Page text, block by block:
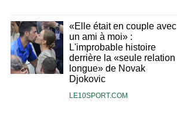
«Elle était en couple avec
un ami à moi» :
L'improbable histoire
derrière la «seule relation
longue» de Novak
Djokovic
LE10SPORT.COM